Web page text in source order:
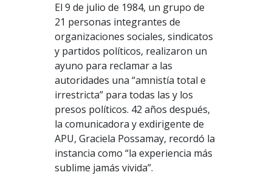
El 9 de julio de 1984, un grupo de
21 personas integrantes de
organizaciones sociales, sindicatos
y partidos políticos, realizaron un
ayuno para reclamar a las
autoridades una “amnistía total e
irrestricta” para todas las y los
presos políticos. 42 años después,
la comunicadora y exdirigente de
APU, Graciela Possamay, recordó la
instancia como “la experiencia más
sublime jamás vivida”.